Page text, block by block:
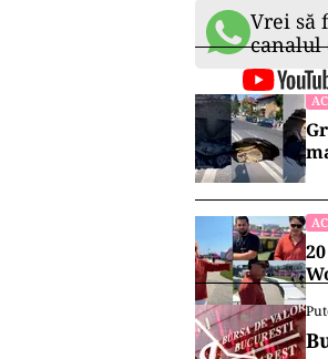
Vrei să
canalul